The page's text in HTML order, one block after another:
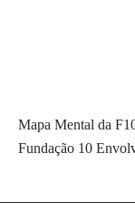
Mapa Mental da
Fundação 10